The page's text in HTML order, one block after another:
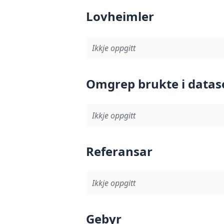
Lovheimler
Ikkje oppgitt
Omgrep brukte i
Ikkje oppgitt
Referansar
Ikkje oppgitt
Gebyr